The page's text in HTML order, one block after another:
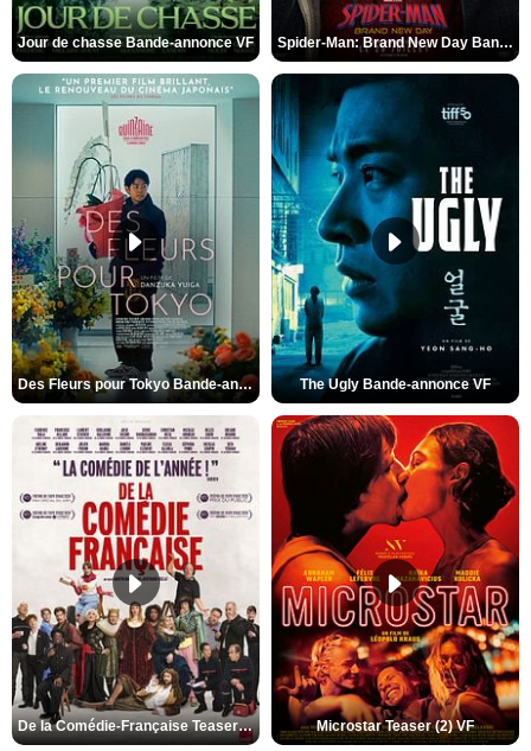
Jour de chasse Bande-annonce VF Spider-Man: Brand New Day Bande-annonce (3) VO STFR
Des Fleurs pour Tokyo Bande-annonce VO STFR The Ugly Bande-annonce VF
De la Comédie-Française Teaser (3) VF Microstar Teaser (2) VF